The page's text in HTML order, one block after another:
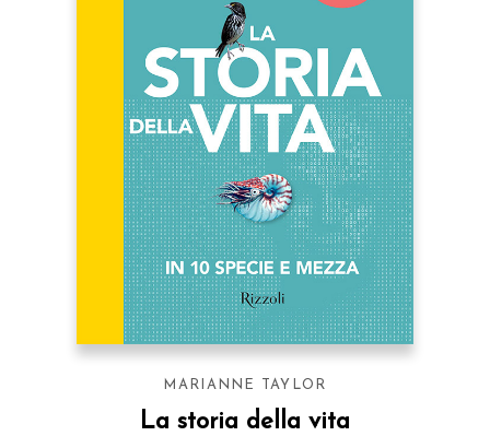
MARIANNE TAYLOR
La storia della vita